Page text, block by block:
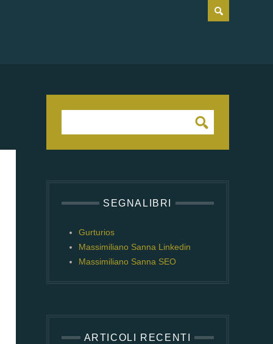
SEGNALIBRI
Gurturios
Massimiliano Sanna Linkedin
Massimiliano Sanna SEO
ARTICOLI RECENTI